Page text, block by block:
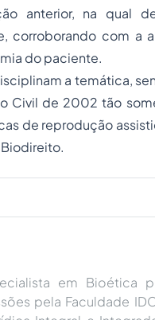
anterior, na qual
corroborando com a
do paciente.
a temática,
Civil de 2002 tão
de reprodução
em Bioética
pela Faculdade